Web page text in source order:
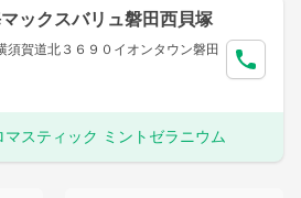
ックスバリュ磐田西貝塚
須賀道北３６９０イオンタウン磐田
マスティック ミントゼラニウム